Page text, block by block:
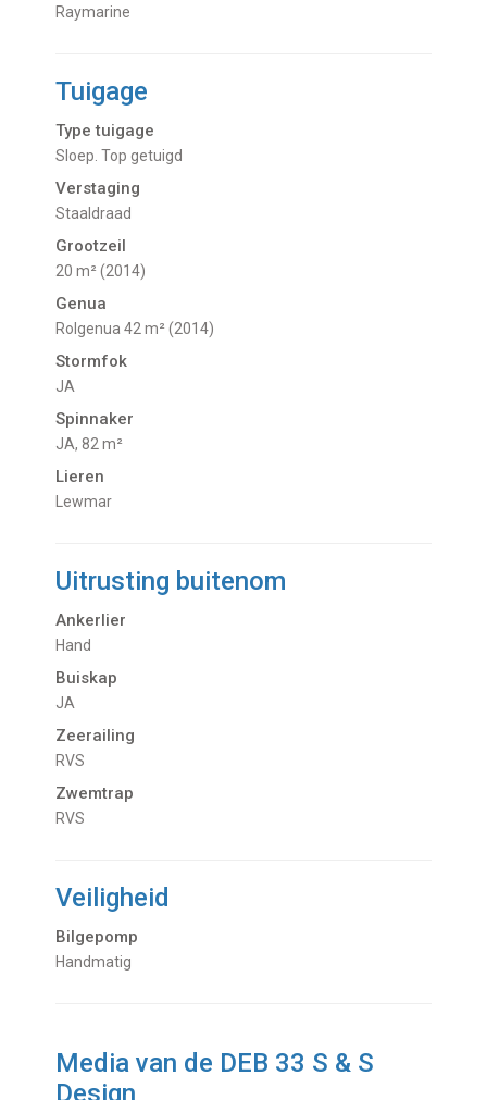
Raymarine
Tuigage
Type tuigage
Sloep. Top getuigd
Verstaging
Staaldraad
Grootzeil
20 m² (2014)
Genua
Rolgenua 42 m² (2014)
Stormfok
JA
Spinnaker
JA, 82 m²
Lieren
Lewmar
Uitrusting buitenom
Ankerlier
Hand
Buiskap
JA
Zeerailing
RVS
Zwemtrap
RVS
Veiligheid
Bilgepomp
Handmatig
Media van de DEB 33 S & S
Design